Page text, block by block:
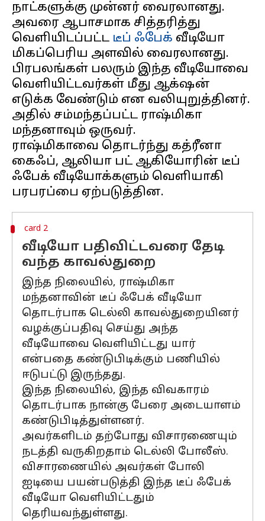
நாட்களுக்கு முன்னர் வைரலானது.
அவரை ஆபாசமாக சித்தரித்து
வெளியிடப்பட்ட டீப் ஃபேக் வீடியோ
மிகப்பெரிய அளவில் வைரலானது.
பிரபலங்கள் பலரும் இந்த வீடியோவை
வெளியிட்டவர்கள் மீது ஆக்‌ஷன்
எடுக்க வேண்டும் என வலியுறுத்தினர்.
அதில் சம்மந்தப்பட்ட ராஷ்மிகா
மந்தனாவும் ஒருவர்.
ராஷ்மிகாவை தொடர்ந்து கத்ரீனா
கைஃப், ஆலியா பட் ஆகியோரின் டீப்
ஃபேக் வீடியோக்களும் வெளியாகி
card 2
வீடியோ பதிவிட்டவரை தேடி
வந்த காவல்துறை
இந்த நிலையில், ராஷ்மிகா
மந்தனாவின் டீப் ஃபேக் வீடியோ
தொடர்பாக டெல்லி காவல்துறையினர்
வழக்குப்பதிவு செய்து அந்த
வீடியோவை வெளியிட்டது யார்
என்பதை கண்டுபிடிக்கும் பணியில்
ஈடுபட்டு இருந்தது.
இந்த நிலையில், இந்த விவகாரம்
தொடர்பாக நான்கு பேரை அடையாளம்
கண்டுபிடித்துள்ளனர்.
அவர்களிடம் தற்போது விசாரணையும்
நடத்தி வருகிறதாம் டெல்லி போலீஸ்.
விசாரணையில் அவர்கள் போலி
ஐடியை பயன்படுத்தி இந்த டீப் ஃபேக்
வீடியோ வெளியிட்டதும்
தெரியவந்துள்ளது.